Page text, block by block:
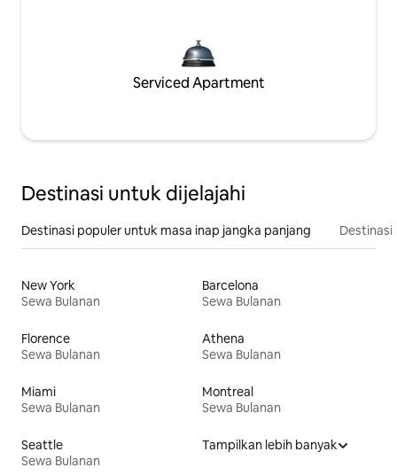
Serviced Apartment
Destinasi untuk dijelajahi
Destinasi populer untuk masa inap jangka panjang Destinasi
New York
Sewa Bulanan
Barcelona
Sewa Bulanan
Florence
Sewa Bulanan
Athena
Sewa Bulanan
Miami
Sewa Bulanan
Montreal
Sewa Bulanan
Seattle
Sewa Bulanan
Tampilkan lebih banyak